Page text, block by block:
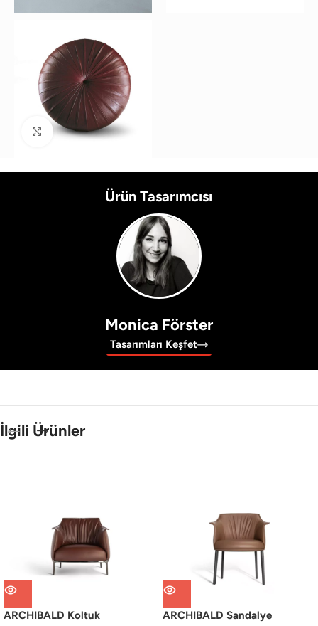
Büyütmek için tıklayın
Ürün Tasarımcısı
Monica Förster
Tasarımları Keşfet
İlgili Ürünler
ARCHIBALD Koltuk ARCHIBALD Sandalye